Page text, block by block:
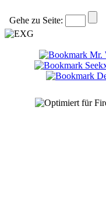
Gehe zu Seite: